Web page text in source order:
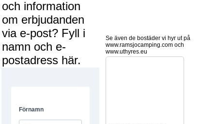
och information
om erbjudanden
via e-post? Fyll i
namn och e-
postadress här.
Se även de bostäder vi hyr ut på
www.ramsjocamping.com och
www.uthyres.eu